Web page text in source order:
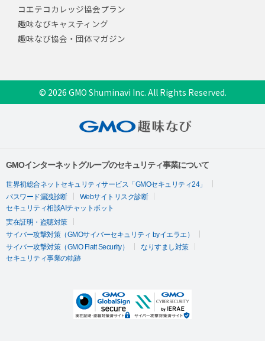
コエテコカレッジ協会プラン
趣味なびキャスティング
趣味なび協会・団体マガジン
© 2026 GMO Shuminavi Inc. All Rights Reserved.